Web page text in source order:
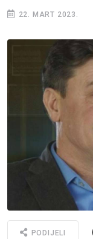
22. MART 2023.
PODIJELI